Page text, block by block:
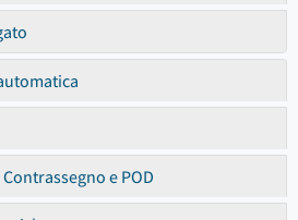
e POD